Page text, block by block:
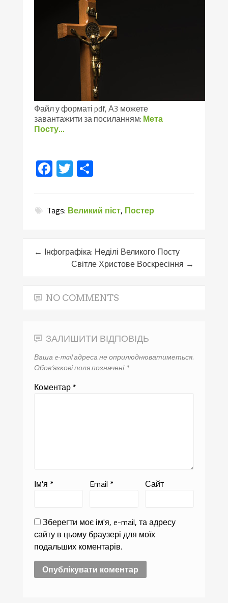
Файл у форматі pdf, А3 можете
завантажити за посиланням: Мета
Посту…
Facebook
Twitter
Tags: Великий піст, Постер
← Інфографіка: Неділі Великого Посту
Світле Христове Воскресіння →
NO COMMENTS
ЗАЛИШИТИ ВІДПОВІДЬ
Ваша e-mail адреса не оприлюднюватиметься.
Обов’язкові поля позначені*
Коментар *
Ім'я * Email * Сайт
Зберегти моє ім'я, e-mail, та адресу
сайту в цьому браузері для моїх
подальших коментарів.